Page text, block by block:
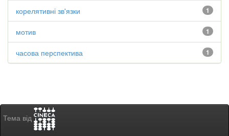
1
корелятивні зв'язки
1
мотив
1
часова перспектива
Тема від